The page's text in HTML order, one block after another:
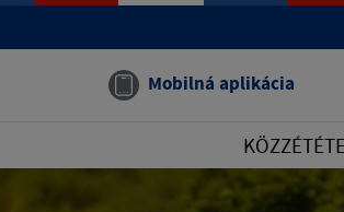
Mobilná aplikácia